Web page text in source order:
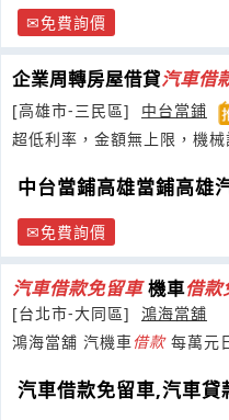
免費詢價
企業周轉房屋借貸汽車借
[高雄市-三民區]
中台當鋪
超低利率，金額無上限，機
中台當鋪高雄當鋪高雄
免費詢價
汽車借款免留車機車借款
[台北市-大同區]
鴻海當舖
鴻海當舖 汽機車借款每萬元
汽車借款免留車,汽車貸